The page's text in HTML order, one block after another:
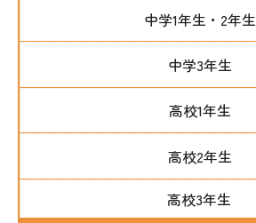
中学1年生・2年生
中学3年生
高校1年生
高校2年生
高校3年生